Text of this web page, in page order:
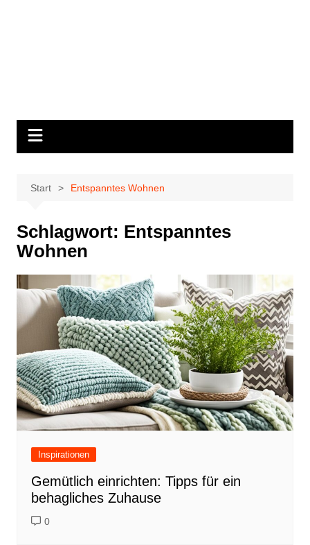
Start Entspanntes Wohnen
Schlagwort: Entspanntes
Wohnen
Inspirationen
Gemütlich einrichten: Tipps für ein
behagliches Zuhause
0